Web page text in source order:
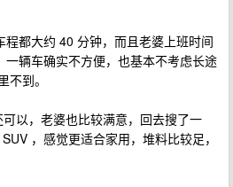
都大约 40 分钟，而且老婆上班时间
一辆车确实不方便，也基本不考虑长途
到。
以，老婆也比较满意，回去搜了一
，感觉更适合家用，堆料比较足，